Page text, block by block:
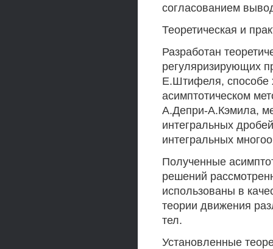
согласованием
Теоретическая и
Разработан
регуляризирующих
Е.Штифеля, способе
асимптотическом
А.Депри-А.Кэмила,
интегральных
интегральных
Полученные
решений
использованы в
теории движения
тел.
Установленные